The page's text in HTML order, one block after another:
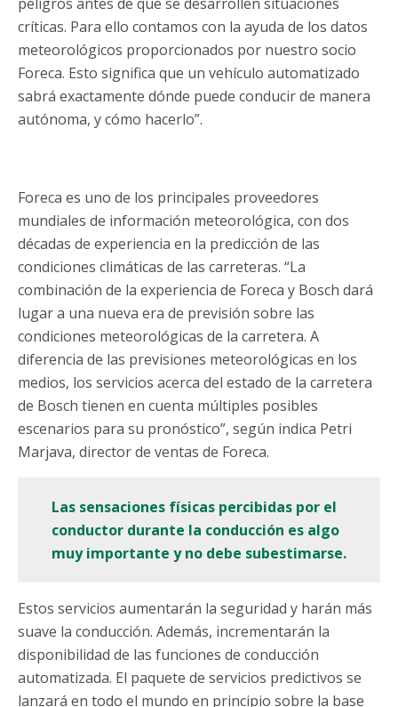
críticas. Para ello contamos con la ayuda de los datos
meteorológicos proporcionados por nuestro socio
Foreca. Esto significa que un vehículo automatizado
sabrá exactamente dónde puede conducir de manera
autónoma, y cómo hacerlo”.
Foreca es uno de los principales proveedores
mundiales de información meteorológica, con dos
décadas de experiencia en la predicción de las
condiciones climáticas de las carreteras. “La
combinación de la experiencia de Foreca y Bosch dará
lugar a una nueva era de previsión sobre las
condiciones meteorológicas de la carretera. A
diferencia de las previsiones meteorológicas en los
medios, los servicios acerca del estado de la carretera
de Bosch tienen en cuenta múltiples posibles
escenarios para su pronóstico”, según indica Petri
Marjava, director de ventas de Foreca.
Las sensaciones físicas percibidas por el
conductor durante la conducción es algo
muy importante y no debe subestimarse.
Estos servicios aumentarán la seguridad y harán más
suave la conducción. Además, incrementarán la
disponibilidad de las funciones de conducción
automatizada. El paquete de servicios predictivos se
lanzará en todo el mundo en principio sobre la base